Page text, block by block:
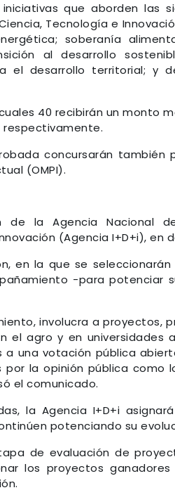
que aborden las
Tecnología e
soberanía
al desarrollo
desarrollo territorial; y
40 recibirán un monto
respectivamente.
concursarán también
(OMPI).
de la Agencia Nacional
(Agencia I+D+i), en
en la que se
-para potenciar
involucra a proyectos,
el agro y en universidades
a una votación pública
la opinión pública como
el comunicado.
la Agencia I+D+i
potenciando su
de evaluación de
los proyectos